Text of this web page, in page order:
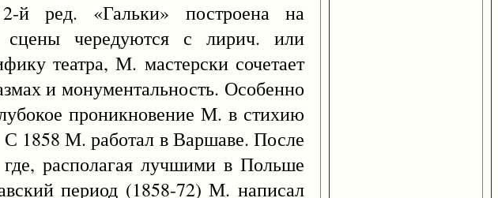
й ред. «Гальки» построена на
сцены чередуются с лирич. или
театра, М. мастерски сочетает
и монументальность. Особенно
проникновение М. в стихию
1858 М. работал в Варшаве. После
располагая лучшими в Польше
период (1858-72) М. написал